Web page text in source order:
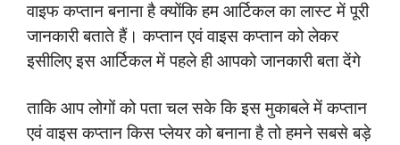
वाइफ कप्तान बनाना है क्योंकि हम आर्टिकल का लास्ट में पूरी
जानकारी बताते हैं। कप्तान एवं वाइस कप्तान को लेकर
इसीलिए इस आर्टिकल में पहले ही आपको जानकारी बता देंगे
ताकि आप लोगों को पता चल सके कि इस मुकाबले में कप्तान
एवं वाइस कप्तान किस प्लेयर को बनाना है तो हमने सबसे बड़े